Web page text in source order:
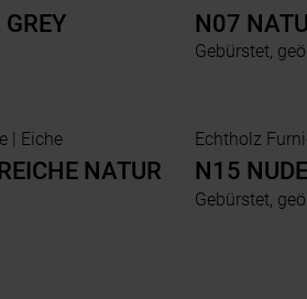
N07
Gebürstet,
Echtholz Furniere | Eiche
NATUR N15 NUDE
Gebürstet,